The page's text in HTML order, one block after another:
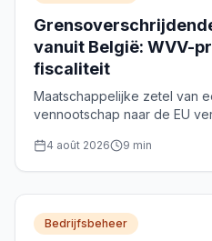
vanuit België: WVV-
fiscaliteit
Maatschappelijke zetel van
vennootschap naar de EU
termijnen, exit tax en rol van
4 août 2026 9 min
Bedrijfsbeheer